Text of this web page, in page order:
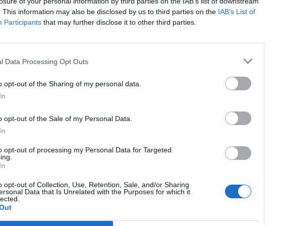
This information may also be disclosed by us to third parties on the IAB’s List of
Participants that may further disclose it to other third parties.
Data Processing Opt Outs
opt-out of the Sharing of my personal data.
opt-out of the Sale of my Personal Data.
opt-out of processing my Personal Data for Targeted
opt-out of Collection, Use, Retention, Sale, and/or Sharing
Data that Is Unrelated with the Purposes for which it
Day 2026Október 21-én jön a Portfolio Investment Day 2026, ahol a piac vezető
évek nyertesei, mire számíthatunk a részvény-, kötvény-, nyersanyag- és
érdemes portfóliót építeni egy gyorsan változó...
portfolio.hu hírarchívumához tartozik, melynek olvasása előfizetéses
cikkarchívum
elmúlt 2 év napon belüli
Előfizetés